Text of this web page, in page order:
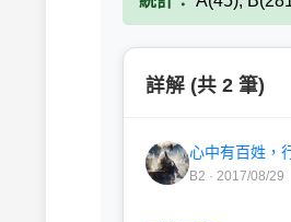
詳解 (共 2 筆)
心中有百姓，
B2 · 2017/08/29